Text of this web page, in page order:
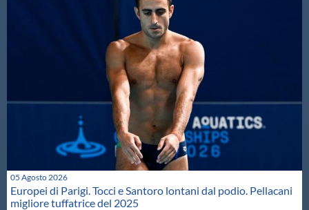
05 Agosto 2026
Europei di Parigi. Tocci e Santoro lontani dal podio. Pellacani
migliore tuffatrice del 2025